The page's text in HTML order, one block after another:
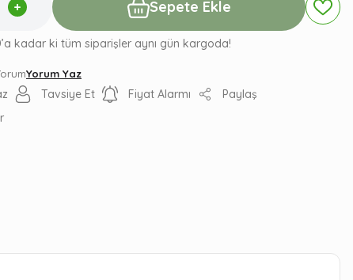
Yorum Yaz
Sepete Ekle
kadar ki tüm siparişler aynı gün kargoda!
Tavsiye Et Fiyat Alarmı
Paylaş